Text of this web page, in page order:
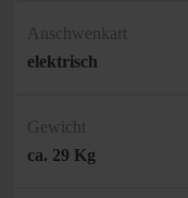
Anschwenkart
elektrisch
Gewicht
ca. 29 Kg